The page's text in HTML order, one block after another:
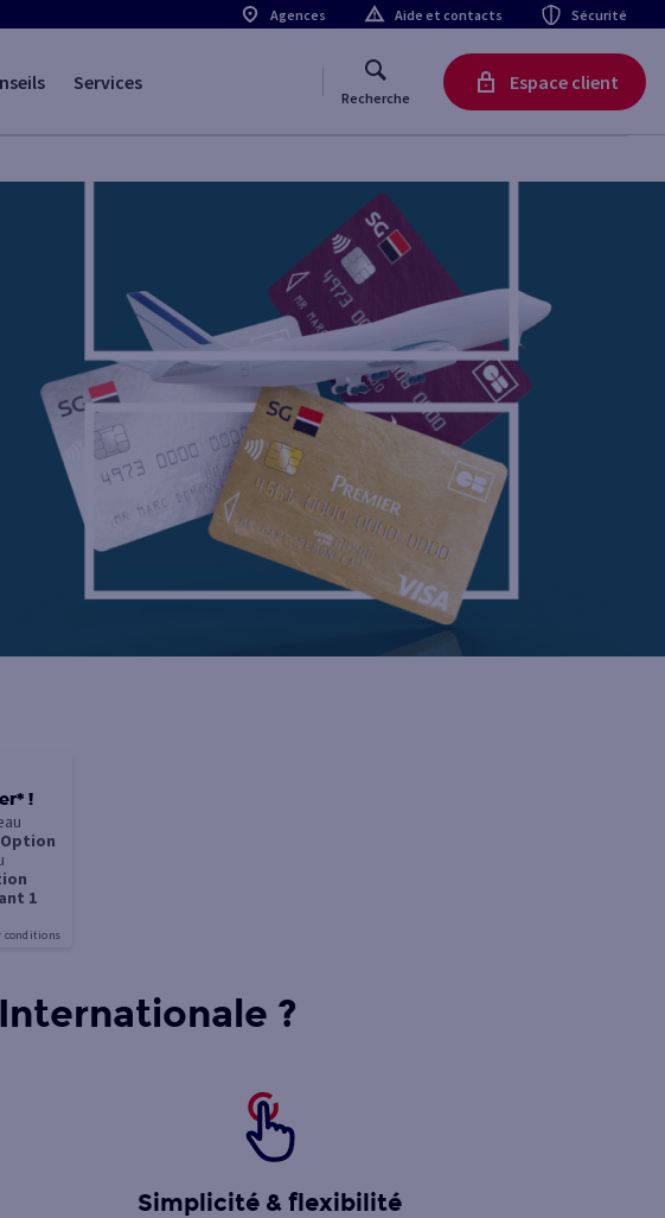
Agences Aide et contacts Sécurité
Services
Recherche
Espace client
!
1
conditions
?
Simplicité & flexibilité